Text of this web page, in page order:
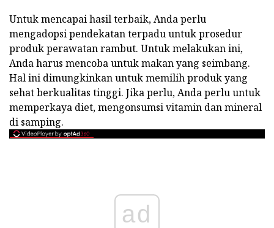
Untuk mencapai hasil terbaik, Anda perlu
mengadopsi pendekatan terpadu untuk prosedur
produk perawatan rambut. Untuk melakukan ini,
Anda harus mencoba untuk makan yang seimbang.
Hal ini dimungkinkan untuk memilih produk yang
sehat berkualitas tinggi. Jika perlu, Anda perlu untuk
memperkaya diet, mengonsumsi vitamin dan mineral
di samping.
ad